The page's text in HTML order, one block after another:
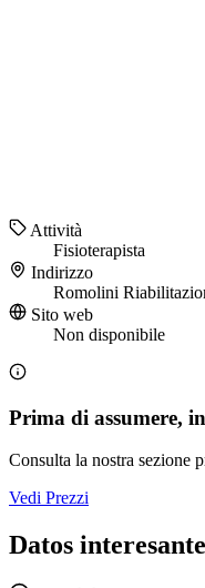
Attività
Fisioterapista
Indirizzo
Romolini
Sito web
Non disponibile
Prima di assumere,
Consulta la nostra sezione
Vedi Prezzi
Datos